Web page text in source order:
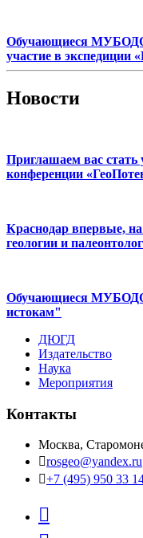
Обучающиеся
участие в экспедиции
Новости
Приглашаем вас стать
конференции
Краснодар впервые,
геологии и
Обучающиеся МУБОДО
истокам"
ДЮГД
Издательство
Наука
Мероприятия
Контакты
Москва,
rosgeo@yandex.ru
+7 (495) 950 33